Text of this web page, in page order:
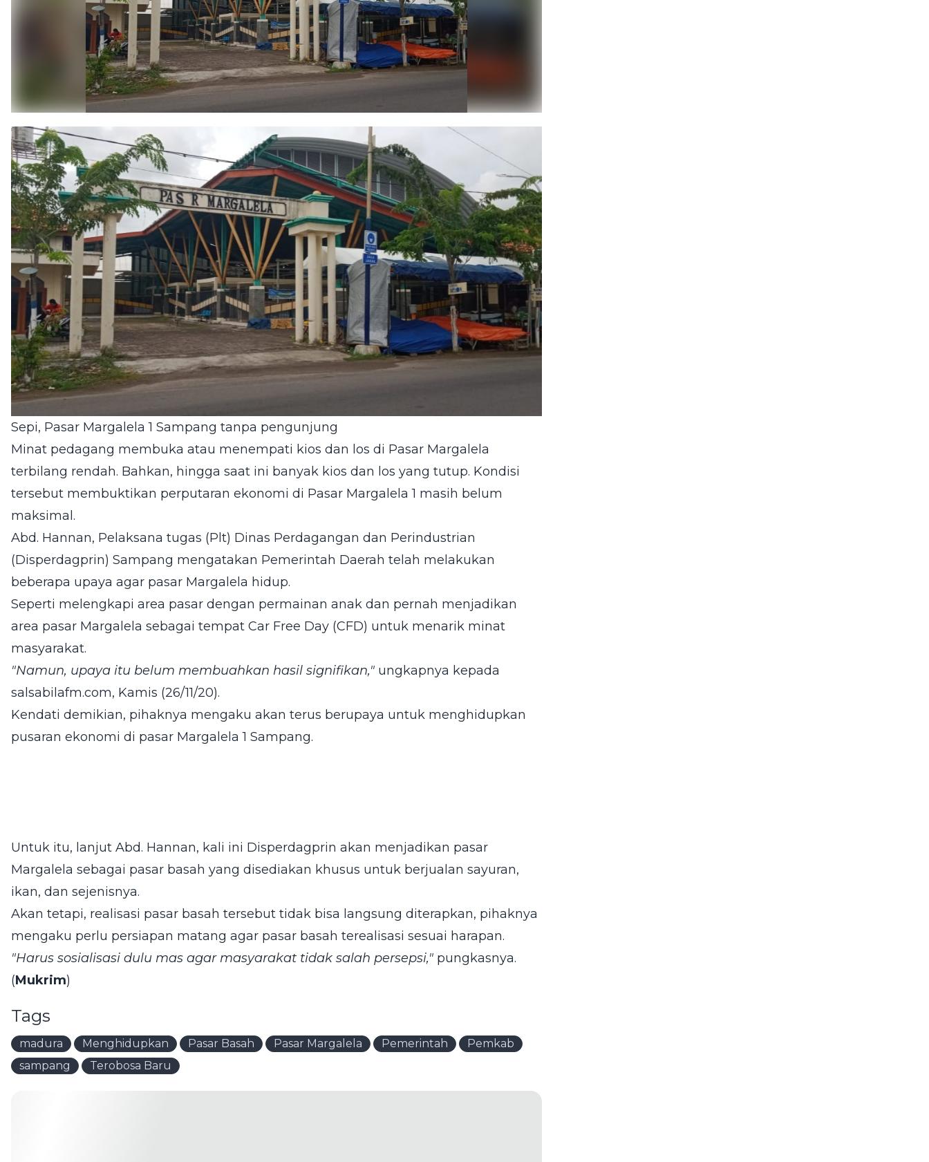
Sepi, Pasar Margalela 1 Sampang tanpa pengunjung
Minat pedagang membuka atau menempati kios dan los di Pasar Margalela
terbilang rendah. Bahkan, hingga saat ini banyak kios dan los yang tutup. Kondisi
tersebut membuktikan perputaran ekonomi di Pasar Margalela 1 masih belum
maksimal.
Abd. Hannan, Pelaksana tugas (Plt) Dinas Perdagangan dan Perindustrian
(Disperdagprin) Sampang mengatakan Pemerintah Daerah telah melakukan
beberapa upaya agar pasar Margalela hidup.
Seperti melengkapi area pasar dengan permainan anak dan pernah menjadikan
area pasar Margalela sebagai tempat Car Free Day (CFD) untuk menarik minat
masyarakat.
"Namun, upaya itu belum membuahkan hasil signifikan," ungkapnya kepada
salsabilafm.com, Kamis (26/11/20).
Kendati demikian, pihaknya mengaku akan terus berupaya untuk menghidupkan
pusaran ekonomi di pasar Margalela 1 Sampang.
Untuk itu, lanjut Abd. Hannan, kali ini Disperdagprin akan menjadikan pasar
Margalela sebagai pasar basah yang disediakan khusus untuk berjualan sayuran,
ikan, dan sejenisnya.
Akan tetapi, realisasi pasar basah tersebut tidak bisa langsung diterapkan, pihaknya
mengaku perlu persiapan matang agar pasar basah terealisasi sesuai harapan.
"Harus sosialisasi dulu mas agar masyarakat tidak salah persepsi," pungkasnya.
(Mukrim)
Tags
madura Menghidupkan Pasar Basah Pasar Margalela Pemerintah
Pemkab
sampang
Terobosa Baru